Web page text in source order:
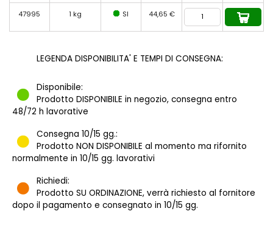
47995 1 kg SI 44,65 €
LEGENDA DISPONIBILITA' E TEMPI DI CONSEGNA:
Disponibile:
Prodotto DISPONIBILE in negozio, consegna entro
48/72 h lavorative
Consegna 10/15 gg.:
Prodotto NON DISPONIBILE al momento ma rifornito
normalmente in 10/15 gg. lavorativi
Richiedi:
Prodotto SU ORDINAZIONE, verrà richiesto al fornitore
dopo il pagamento e consegnato in 10/15 gg.